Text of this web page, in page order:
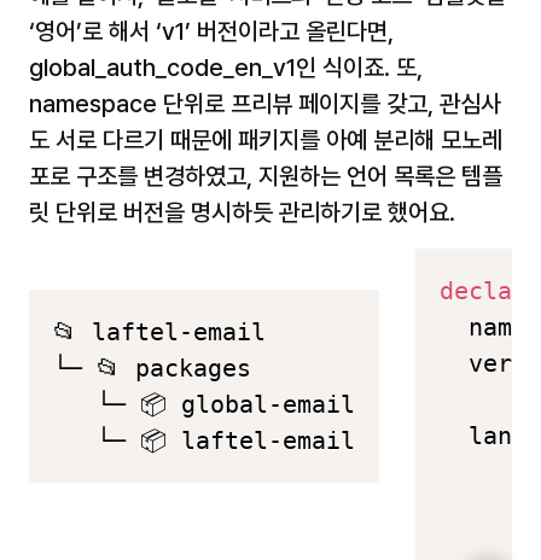
global_auth_code_en_v1인 식이죠. 또,
namespace 단위로 프리뷰 페이지를 갖고, 관심사
도 서로 다르기 때문에 패키지를 아예 분리해 모노레
포로 구조를 변경하였고, 지원하는 언어 목록은 템플
릿 단위로 버전을 명시하듯 관리하기로 했어요.
📂 laftel-email
└─ 📂 packages
   └─ 📦 global-email
   └─ 📦 laftel-email
  name